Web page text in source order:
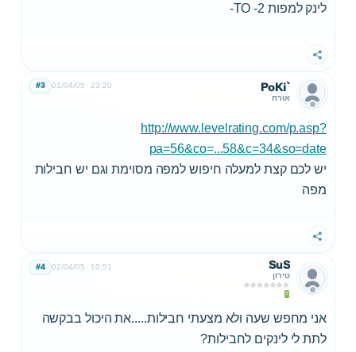
לינק למפות TO -2-
שתף
PoKi`
אורח
01/04/05 23:20
#3
http://www.levelrating.com/p.asp?
pa=56&co=...58&c=34&so=date
יש לכם קצת למעלה חיפוש למפה מסוימת וגם יש חבילות
מפה
שתף
SuS
טירון
02/04/05 10:51
#4
אני מחפש שעה ולא מצעתי חבילות.....את היכול בבקשה
לתת לי לינקים לחבילות?